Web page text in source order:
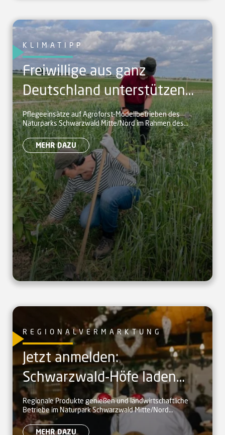
KLIMATIPP
Freiwillige aus ganz
Deutschland unterstützen
Agroforst-Betriebe im
Naturpark
Pflegeeinsätze auf Agroforst-Modellbetrieben des
Naturparks Schwarzwald Mitte/Nord im Rahmen des
Bergwaldprojekts
MEHR DAZU
REGIONALVERMARKTUNG
Jetzt anmelden:
Schwarzwald-Höfe laden
zum Naturpark-Brunch ein
Regionale Produkte genießen und landwirtschaftliche
Betriebe im Naturpark Schwarzwald Mitte/Nord
kennenlernen
MEHR DAZU